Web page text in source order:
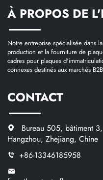
À PROPOS DE
Notre entreprise spécialisée dans
production et la fourniture de
cadres pour plaques
connexes destinés aux marchés
CONTACT
Bureau 505, bâtiment
Hangzhou, Zhejiang, Chine
+86-13346185958